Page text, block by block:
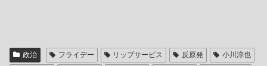
政治 フライデー リップサービス 反原発
小川淳也